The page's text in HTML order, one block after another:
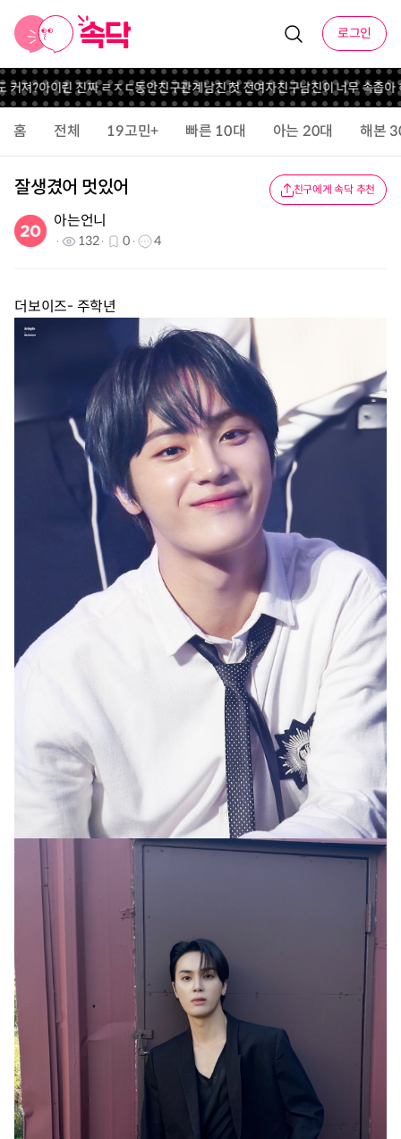
로그인
진짜 ㄹㅈㄷ동안친구관계남친 첫 전여자친구남친이 너무 속좁아 해결법좀..
홈 전체 19고민+ 빠른 10대 아는 20대 해본
잘생겼어 멋있어 친구에게 속닥 추천
아는언니
132 0 4
더보이즈- 주학년